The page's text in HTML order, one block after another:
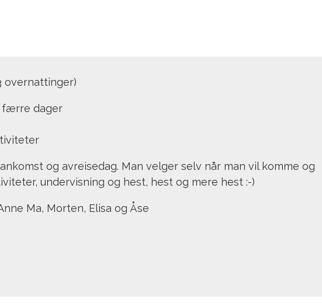
overnattinger)
færre dager
og avreisedag. Man velger selv når man vil komme og
undervisning og hest, hest og mere hest :-)
Ma, Morten, Elisa og Åse